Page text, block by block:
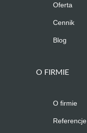
Oferta
Cennik
Blog
O FIRMIE
O firmie
Referencje